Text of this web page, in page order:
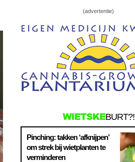
(advertentie)
WIETSKEBURT?!
Pinching: takken ‘afknijpen’
om strek bij wietplanten te
verminderen